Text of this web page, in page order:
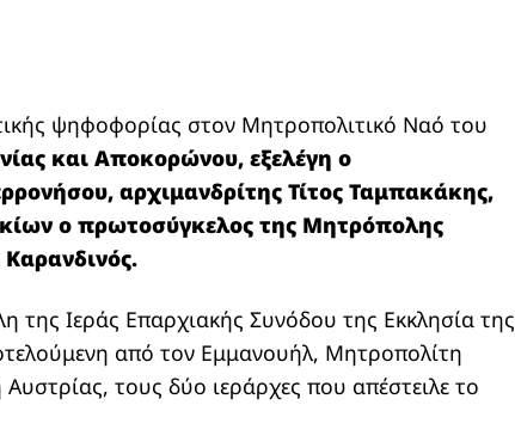
ψηφοφορίας στον Μητροπολιτικό Ναό του
και Αποκορώνου, εξελέγη ο
αρχιμανδρίτης Τίτος Ταμπακάκης,
ο πρωτοσύγκελος της Μητρόπολης
της Ιεράς Επαρχιακής Συνόδου της Εκκλησία της
από τον Εμμανουήλ, Μητροπολίτη
τους δύο ιεράρχες που απέστειλε το